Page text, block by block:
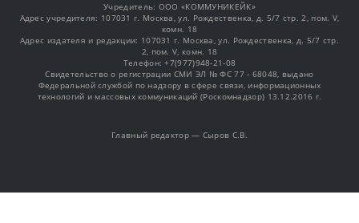
Учредитель: OOO «КОММУНИКЕЙК»
Адрес учредителя: 107031 г. Москва, ул. Рождественка, д. 5/7 стр. 2, пом. V,
комн. 18
Адрес издателя и редакции: 107031 г. Москва, ул. Рождественка, д. 5/7 стр.
2, пом. V, комн. 18
Телефон: +7(977)948-21-08
Свидетельство о регистрации СМИ ЭЛ № ФС 77 - 68048, выдано
Федеральной службой по надзору в сфере связи, информационных
технологий и массовых коммуникаций (Роскомнадзор) 13.12.2016 г.
Главный редактор — Сыров С.В.